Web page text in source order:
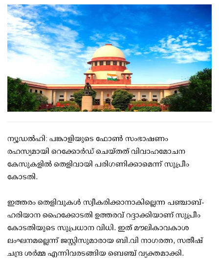
ന്യൂഡല്‍ഹി: പങ്കാളിയുടെ ഫോണ്‍ സംഭാഷണം
രഹസ്യമായി റെക്കോര്‍ഡ് ചെയ്തത് വിവാഹമോചന
കേസുകളില്‍ തെളിവായി പരിഗണിക്കാമെന്ന് സുപ്രീം
കോടതി.
ഇത്തരം തെളിവുകള്‍ സ്വീകരിക്കാനാകില്ലെന്ന പഞ്ചാബ്-
ഹരിയാന ഹൈക്കോടതി ഉത്തരവ് റദ്ദാക്കിയാണ് സുപ്രീം
കോടതിയുടെ സുപ്രധാന വിധി. ഇത് മൗലികാവകാശ
ലംഘനമല്ലെന്ന് ജസ്റ്റിസുമാരായ ബി.വി നാഗരത്ന, സതീഷ്
ചന്ദ്ര ശര്‍മ്മ എന്നിവരടങ്ങിയ ബെഞ്ച് വ്യക്തമാക്കി.